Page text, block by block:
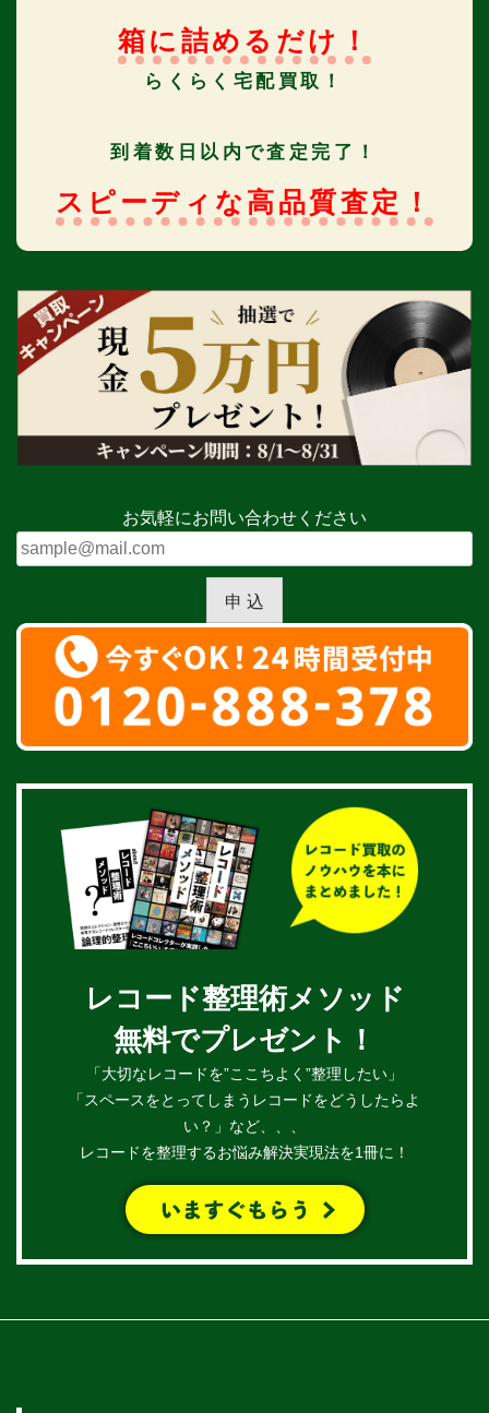
箱に詰めるだけ！
らくらく宅配買取！
到着数日以内で査定完了！
スピーディな高品質査定！
お気軽にお問い合わせください
申 込
レコード整理術メソッド
無料でプレゼント！
「大切なレコードを”ここちよく”整理したい」
「スペースをとってしまうレコードをどうしたらよ
い？」など、、、
レコードを整理するお悩み解決実現法を1冊に！